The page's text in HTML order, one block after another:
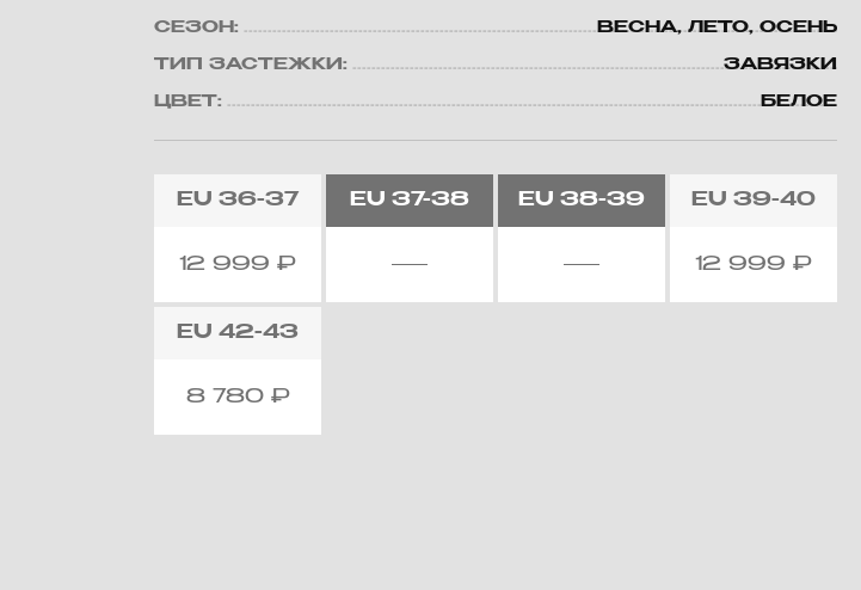
СЕЗОН: ВЕСНА, ЛЕТО, ОСЕНЬ
ТИП ЗАСТЕЖКИ: ЗАВЯЗКИ
ЦВЕТ: БЕЛОЕ
EU 36-37
12 999₽
EU 37-38 EU 38-39 EU 39-40
12 999 ₽
EU 42-43
8 780 ₽